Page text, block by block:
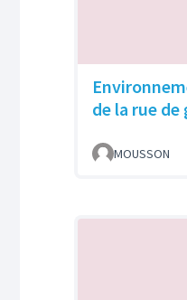
de la rue de
MOUSSON